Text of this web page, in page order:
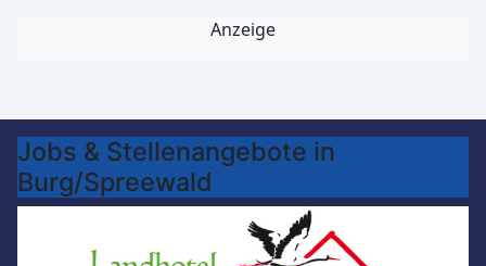
Anzeige
Jobs & Stellenangebote in
Burg/Spreewald